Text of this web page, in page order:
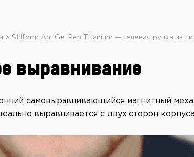
Stilform Arc Gel Pen Titanium — гелевая ручка из
выравнивание
самовыравнивающийся магнитный
выравнивается с двух сторон